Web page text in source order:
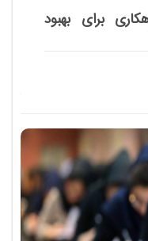
برای بهبود
آموزشی با گیاهان
و شرایط طبیعی